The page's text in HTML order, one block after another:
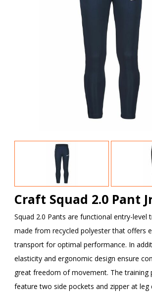
Craft Squad 2.0 Pant
Squad 2.0 Pants are functional entry-level
made from recycled polyester that offers
transport for optimal performance. In
elasticity and ergonomic design ensure
great freedom of movement. The training
feature two side pockets and zipper at leg